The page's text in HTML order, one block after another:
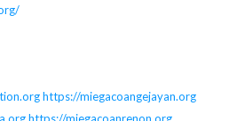
https://miegacoangejayan.org